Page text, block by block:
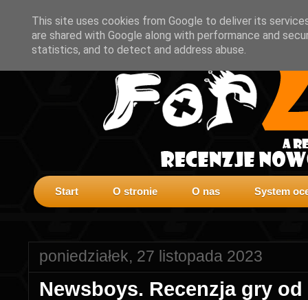
Start O stronie O nas System
poniedziałek, 27 listopada 2023
Newsboys. Recenzja gry
This site uses cookies from Google to deliver its
are shared with Google along with performance and
statistics, and to detect and address abuse.